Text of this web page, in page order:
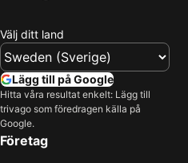
Las Vegas, Nevada Hotell
Miami, Florida Hotell
San Francisco, Kalifornien Hotell
Honolulu, Hawaii Hotell
Välj ditt land
Lägg till på Google
Hitta våra resultat enkelt: Lägg till
trivago som föredragen källa på
Google.
Företag